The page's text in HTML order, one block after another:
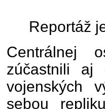
Reportáž
Centrálnej
zúčastnili aj
vojenských
sebou